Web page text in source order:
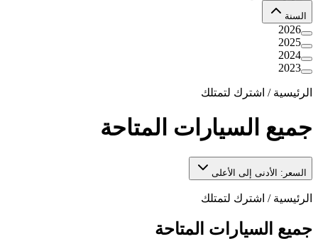
السنة
2026
2025
2024
2023
الرئيسية / اشترك لتمتلك
جميع السيارات المتاحة
السعر: الأدنى إلى الأعلى
الرئيسية / اشترك لتمتلك
جميع السيارات المتاحة